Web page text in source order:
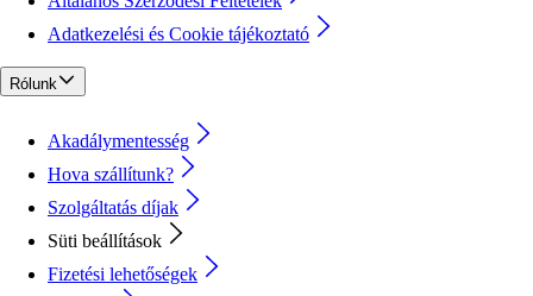
Adatkezelési és Cookie tájékoztató
Rólunk
Akadálymentesség
Hova szállítunk?
Szolgáltatás díjak
Süti beállítások
Fizetési lehetőségek